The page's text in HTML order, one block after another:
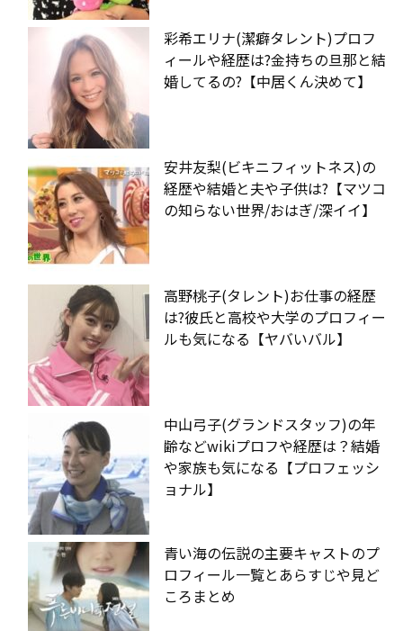
彩希エリナ(潔癖タレント)プロフ
ィールや経歴は?金持ちの旦那と結
婚してるの?【中居くん決めて】
安井友梨(ビキニフィットネス)の
経歴や結婚と夫や子供は?【マツコ
の知らない世界/おはぎ/深イイ】
高野桃子(タレント)お仕事の経歴
は?彼氏と高校や大学のプロフィー
ルも気になる【ヤバいバル】
中山弓子(グランドスタッフ)の年
齢などwikiプロフや経歴は？結婚
や家族も気になる【プロフェッシ
ョナル】
青い海の伝説の主要キャストのプ
ロフィール一覧とあらすじや見ど
ころまとめ